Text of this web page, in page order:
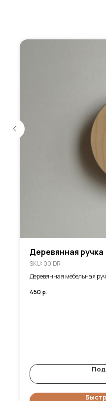
Деревянная ручка
SKU: 00.DR
Деревянная мебельная
450 р.